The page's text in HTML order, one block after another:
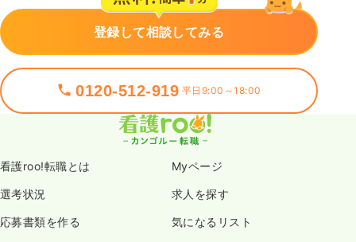
登録して相談してみる
0120-512-919 平日9:00～18:00
看護roo!転職とは Myページ
選考状況 求人を探す
応募書類を作る 気になるリスト